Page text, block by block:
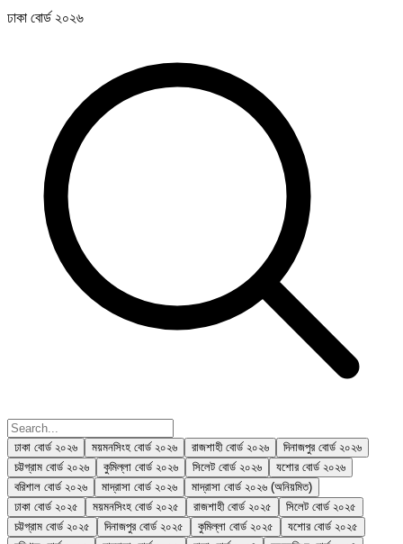
ঢাকা বোর্ড ২০২৬
ঢাকা বোর্ড ২০২৬ ময়মনসিংহ বোর্ড ২০২৬ রাজশাহী বোর্ড ২০২৬
দিনাজপুর বোর্ড ২০২৬
চট্টগ্রাম বোর্ড ২০২৬
কুমিল্লা বোর্ড ২০২৬ সিলেট বোর্ড ২০২৬
যশোর বোর্ড ২০২৬
বরিশাল বোর্ড ২০২৬
মাদ্রাসা বোর্ড ২০২৬
মাদ্রাসা বোর্ড ২০২৬ (অনিয়মিত)
ঢাকা বোর্ড ২০২৫
ময়মনসিংহ বোর্ড ২০২৫ রাজশাহী বোর্ড ২০২৫
সিলেট বোর্ড ২০২৫
চট্টগ্রাম বোর্ড ২০২৫
দিনাজপুর বোর্ড ২০২৫ কুমিল্লা বোর্ড ২০২৫
যশোর বোর্ড ২০২৫